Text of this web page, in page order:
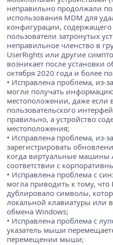
неправильно продолжали
использования MDM для
конфигурации, содержащего
пользователи затронутых
неправильное членство в
UserRights или другие
возникает после установки
октября 2020 года и более
• Исправлена проблема, из-
могли получать
местоположении, даже если
пользовательского
правильно, а устройство
местоположения;
• Исправлена проблема, из-
зарегистрировать
когда виртуальные машины
соответствии с
• Исправлена проблема с
могла приводить к тому,
дублировало символы,
локальной клавиатуры или
обмена Windows;
• Исправлена проблема с
указатель мыши
перемещении мыши;